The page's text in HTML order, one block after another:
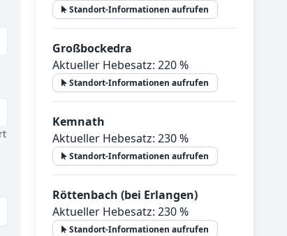
Standort-Informationen aufrufen
Großbockedra
Aktueller Hebesatz: 220 %
Standort-Informationen aufrufen
Kemnath
Aktueller Hebesatz: 230 %
Standort-Informationen aufrufen
Röttenbach (bei Erlangen)
Aktueller Hebesatz: 230 %
Standort-Informationen aufrufen